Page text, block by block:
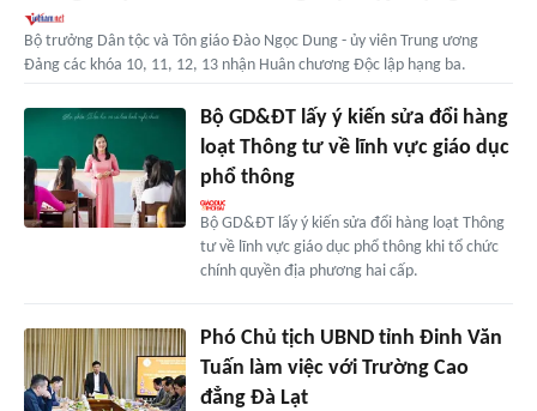
Bộ trưởng Dân tộc và Tôn giáo Đào Ngọc Dung - ủy viên Trung ương
Đảng các khóa 10, 11, 12, 13 nhận Huân chương Độc lập hạng ba.
Bộ GD&ĐT lấy ý kiến sửa đổi hàng
loạt Thông tư về lĩnh vực giáo dục
phổ thông
Bộ GD&ĐT lấy ý kiến sửa đổi hàng loạt Thông
tư về lĩnh vực giáo dục phổ thông khi tổ chức
chính quyền địa phương hai cấp.
Phó Chủ tịch UBND tỉnh Đinh Văn
Tuấn làm việc với Trường Cao
đẳng Đà Lạt